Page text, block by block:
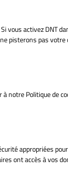
vous activez DNT
pisterons pas
notre Politique de
appropriées
ont accès à vos